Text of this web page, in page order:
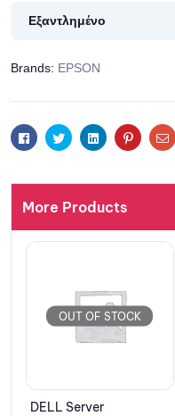
Εξαντλημένο
Brands: EPSON
FacebookTwitterLinkedinPinterest
More Products
OUT OF STOCK
DELL Server